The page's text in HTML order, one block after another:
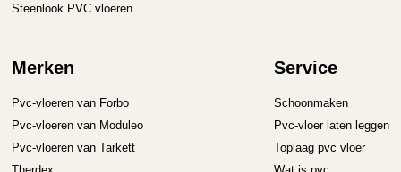
Steenlook PVC vloeren
Merken
Pvc-vloeren van Forbo
Pvc-vloeren van Moduleo
Pvc-vloeren van Tarkett
Service
Schoonmaken
Pvc-vloer laten leggen
Toplaag pvc vloer